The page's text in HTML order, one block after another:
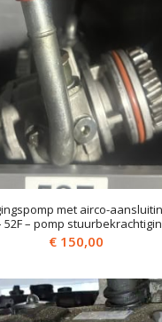
met airco-
52F – pomp
€150,00